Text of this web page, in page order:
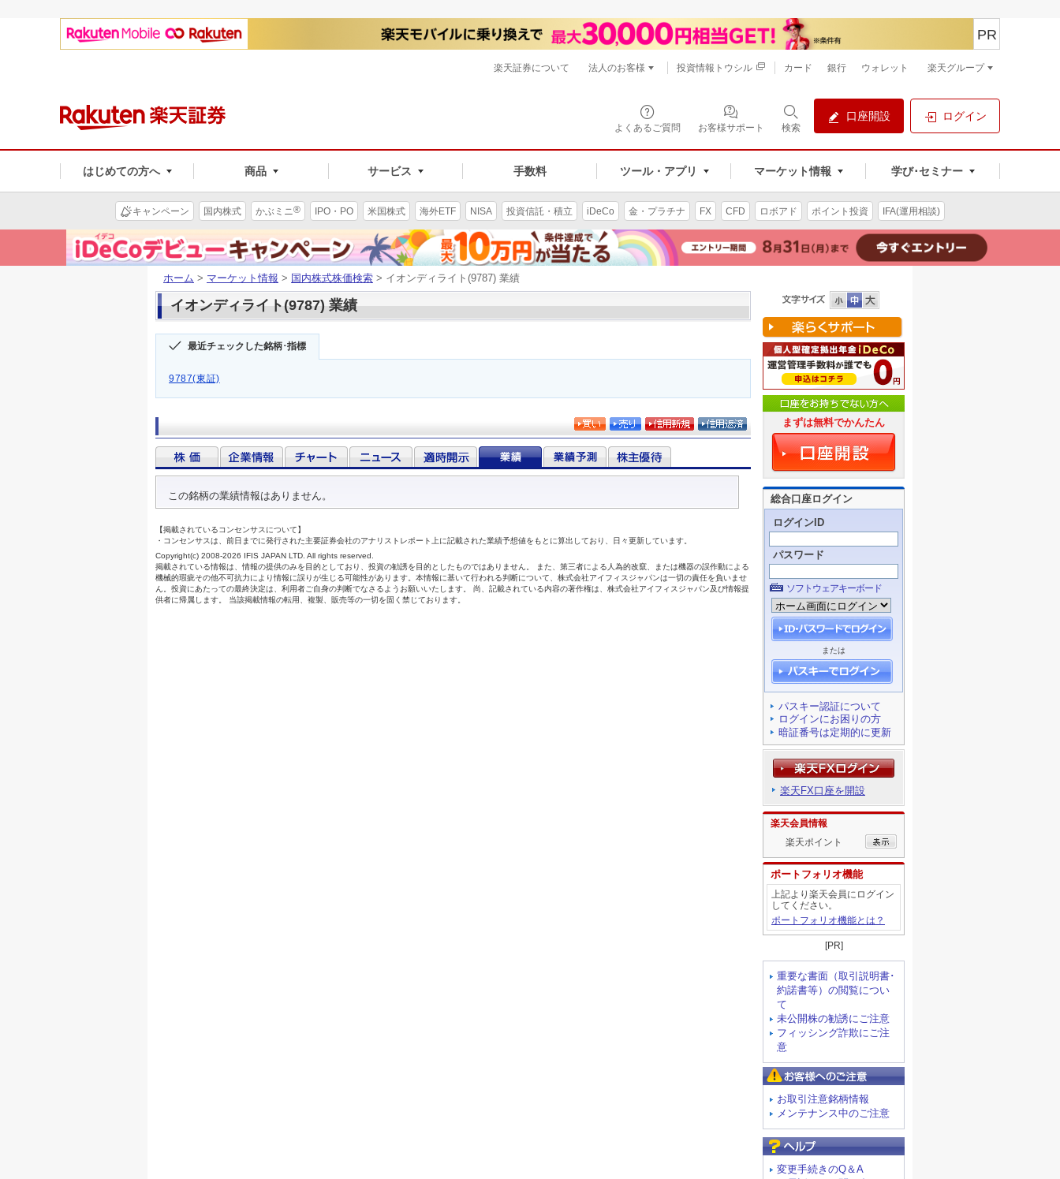
よくあるご質問 お客様サポート 検索
口座開設 ログイン
はじめての方へ 商品 サービス 手数料 ツール・アプリ マーケット情報 学び･セミナー
PR
楽天証券について 法人のお客様 投資情報トウシル カード 銀行 ウォレット 楽天グループ
キャンペーン 国内株式 かぶミニ® IPO・PO 米国株式 海外ETF NISA 投資信託・積立 iDeCo 金・プラチナ FX CFD ロボアド ポイント投資 IFA(運用相談)
ホーム > マーケット情報 > 国内株式株価検索 > イオンディライト(9787) 業績
イオンディライト(9787) 業績
最近チェックした銘柄･指標
9787(東証)
まずは無料でかんたん
総合口座ログイン
ログインID
パスワード
ソフトウェアキーボード
または
パスキー認証について
ログインにお困りの方
暗証番号は定期的に更新
楽天FX口座を開設
楽天会員情報
楽天ポイント
ポートフォリオ機能
上記より楽天会員にログイン
してください。
ポートフォリオ機能とは？
[PR]
重要な書面（取引説明書･
約諾書等）の閲覧につい
て
未公開株の勧誘にご注意
フィッシング詐欺にご注
意
お取引注意銘柄情報
メンテナンス中のご注意
変更手続きのQ＆A